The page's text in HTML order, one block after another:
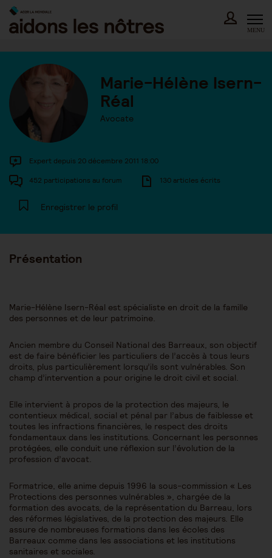
Skip
content
MENU
Marie-Hélène Isern-
Réal
Avocate
Expert depuis 20 décembre 2011 18:00
452 participations au forum 130 articles écrits
Enregistrer le profil
Présentation
Marie-Hélène Isern-Réal est spécialiste en droit de la famille
des personnes et de leur patrimoine.
Ancien membre du Conseil National des Barreaux, son objectif
est de faire bénéficier les particuliers de l’accès à tous leurs
droits, plus particulièrement lorsqu’ils sont vulnérables. Son
champ d’intervention a pour origine le droit civil et social.
Elle intervient à propos de la protection des majeurs, le
contentieux médical, social et pénal par l’abus de faiblesse et
toutes les infractions financières, le respect des droits
fondamentaux dans les institutions. Concernant les personnes
protégées, elle conduit une réflexion sur l’évolution de la
profession d’avocat.
Formatrice, elle anime depuis 1996 la sous-commission « Les
Protections des personnes vulnérables », chargée de la
formation des avocats, de la représentation du Barreau, lors
des réformes législatives, de la protection des majeurs. Elle
assure de nombreuses formations dans les écoles des
Barreaux comme dans les associations et les institutions
sanitaires et sociales.